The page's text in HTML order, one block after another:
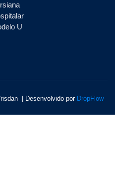
U
| Desenvolvido por DropFlow